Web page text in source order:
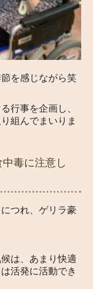
を感じながら笑
行事を企画し、
組んでまいりま
毒に注意し
つれ、ゲリラ豪
は、あまり快適
活発に活動でき